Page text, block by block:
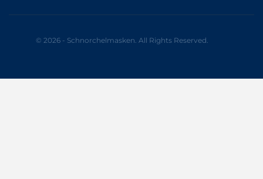
© 2026 - Schnorchelmasken. All Rights Reserved.